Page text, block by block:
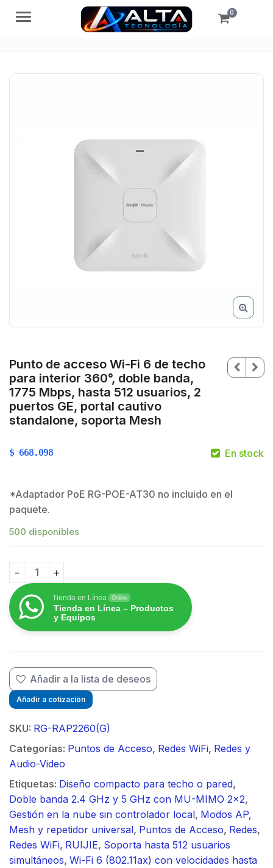
Menú 0
Punto de acceso Wi-Fi 6 de techo
para interior 360°, doble banda,
1775 Mbps, hasta 512 usuarios, 2
puertos GE, portal cautivo
standalone, soporta Mesh
$ 668.098 En stock
*Adaptador PoE RG-POE-AT30 no incluido en el
paquete.
500 disponibles
Punto de acceso Wi-Fi 6 de techo para interior
Tienda en Línea Online
Tienda en Línea – Productos
y Equipos
Añadir a la lista de deseos
Añadir a cotización
SKU: RG-RAP2260(G)
Categorías: Puntos de Acceso, Redes WiFi, Redes y
Audio-Video
Etiquetas: Diseño compacto para techo o pared,
Doble banda 2.4 GHz y 5 GHz con MU-MIMO 2x2,
Gestión en la nube sin controlador local, Modos AP,
Mesh y repetidor universal, Puntos de Acceso, Redes,
Redes WiFi, RUIJIE, Soporta hasta 512 usuarios
simultáneos, Wi-Fi 6 (802.11ax) con velocidades hasta